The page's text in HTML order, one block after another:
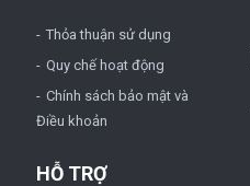
Thỏa thuận sử dụng
Quy chế hoạt động
Chính sách bảo mật và
Điều khoản
HỖ TRỢ